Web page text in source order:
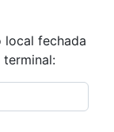
local fechada
terminal: